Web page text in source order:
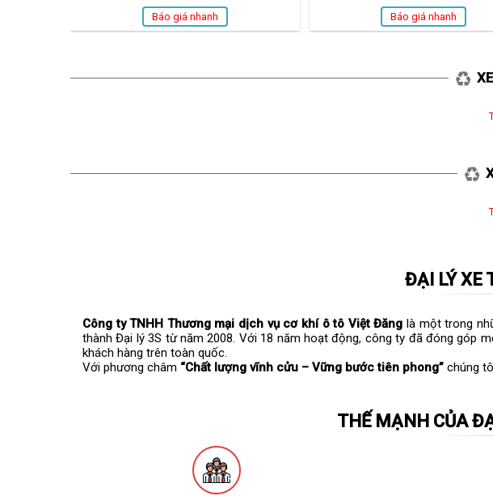
Báo giá nhanh
Báo giá nhanh
ĐẠI LÝ XE
Công ty TNHH Thương mại dịch vụ cơ khí ô tô Việt Đăng là một trong
thành Đại lý 3S từ năm 2008. Với 18 năm hoạt động, công ty đã đóng góp
khách hàng trên toàn quốc.
Với phương châm “Chất lượng vĩnh cửu – Vững bước tiên phong” chúng
THẾ MẠNH CỦA